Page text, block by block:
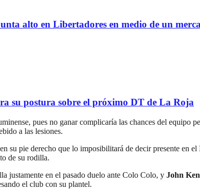
alto en Libertadores en medio de un
su postura sobre el próximo DT de La Roja
pues no ganar complicaría las chances del equipo
a las lesiones.
su pie derecho que lo imposibilitará de decir presente en
de su rodilla.
justamente en el pasado duelo ante Colo Colo, y John
el club con su plantel.